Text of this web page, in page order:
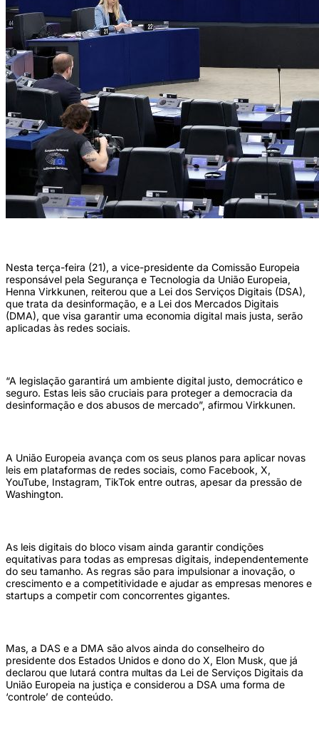
Nesta terça-feira (21), a vice-presidente da Comissão Europeia
responsável pela Segurança e Tecnologia da União Europeia,
Henna Virkkunen, reiterou que a Lei dos Serviços Digitais (DSA),
que trata da desinformação, e a Lei dos Mercados Digitais
(DMA), que visa garantir uma economia digital mais justa, serão
aplicadas às redes sociais.
“A legislação garantirá um ambiente digital justo, democrático e
seguro. Estas leis são cruciais para proteger a democracia da
desinformação e dos abusos de mercado”, afirmou Virkkunen.
A União Europeia avança com os seus planos para aplicar novas
leis em plataformas de redes sociais, como Facebook, X,
YouTube, Instagram, TikTok entre outras, apesar da pressão de
Washington.
As leis digitais do bloco visam ainda garantir condições
equitativas para todas as empresas digitais, independentemente
do seu tamanho. As regras são para impulsionar a inovação, o
crescimento e a competitividade e ajudar as empresas menores e
startups a competir com concorrentes gigantes.
Mas, a DAS e a DMA são alvos ainda do conselheiro do
presidente dos Estados Unidos e dono do X, Elon Musk, que já
declarou que lutará contra multas da Lei de Serviços Digitais da
União Europeia na justiça e considerou a DSA uma forma de
‘controle’ de conteúdo.